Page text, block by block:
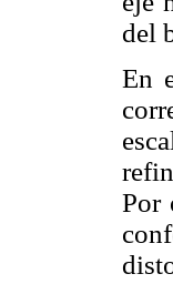
del
En
Por